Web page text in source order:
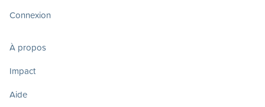
Connexion
À propos
Impact
Aide